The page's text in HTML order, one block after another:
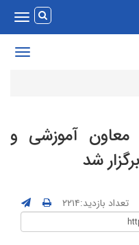
Toggle
Toggle
آموزشی و
شد
تعداد بازدید:۲۲۱۴